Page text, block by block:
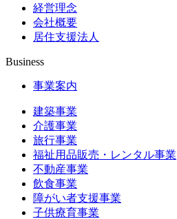
経営理念
会社概要
居住支援法人
Business
事業案内
建築事業
介護事業
旅行事業
福祉用品販売・レンタル事業
不動産事業
飲食事業
障がい者支援事業
子供療育事業